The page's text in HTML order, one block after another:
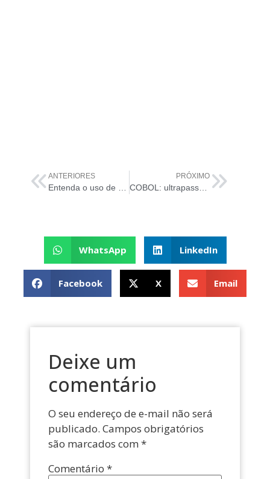
ANTERIORES PRÓXIMO
COBOL: ultrapassado ou subestimado?
WhatsApp LinkedIn
Facebook X Email
Deixe um
comentário
O seu endereço de e-mail não será
publicado. Campos obrigatórios
são marcados com *
Comentário *